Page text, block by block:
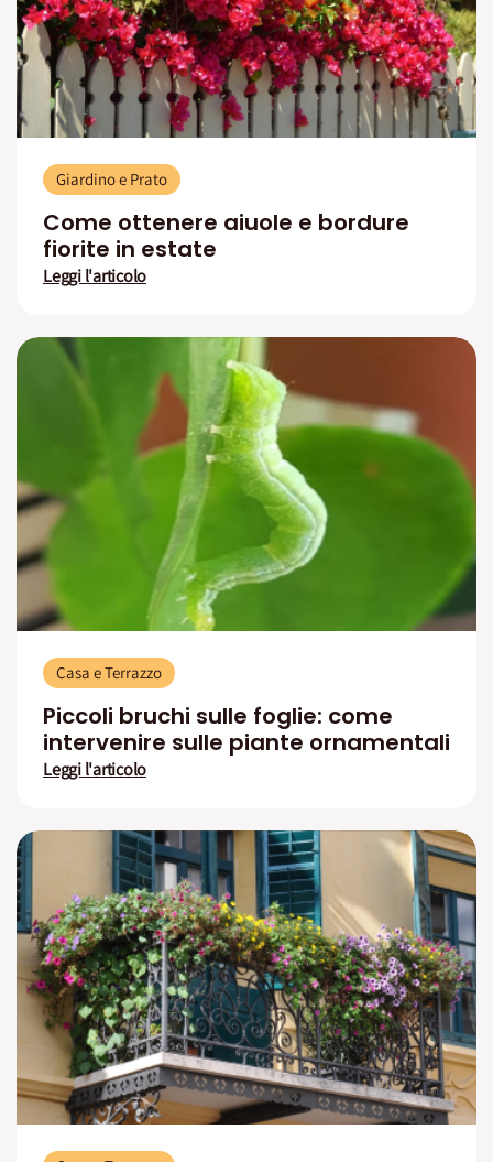
Giardino e Prato
Come ottenere aiuole e bordure
fiorite in estate
Leggi l'articolo
Casa e Terrazzo
Piccoli bruchi sulle foglie: come
intervenire sulle piante ornamentali
Leggi l'articolo